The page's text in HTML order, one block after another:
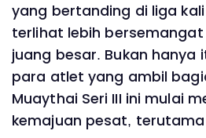
yang bertanding di liga
terlihat lebih
juang besar. Bukan hanya
para atlet yang ambil
Muaythai Seri III ini mulai
kemajuan pesat,